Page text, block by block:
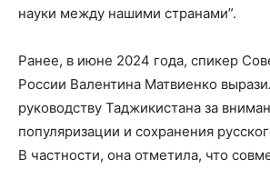
науки между нашими странами”.
Ранее, в июне 2024 года, спикер
России Валентина Матвиенко
руководству Таджикистана за
популяризации и сохранения
В частности, она отметила, что